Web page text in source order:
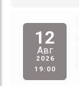
12
Авг
2026
19:00